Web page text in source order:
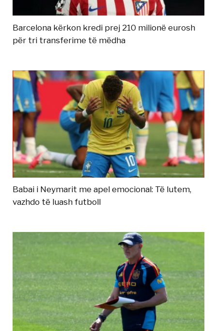
Barcelona kërkon kredi prej 210 milionë eurosh
për tri transferime të mëdha
Babai i Neymarit me apel emocional: Të lutem,
vazhdo të luash futboll